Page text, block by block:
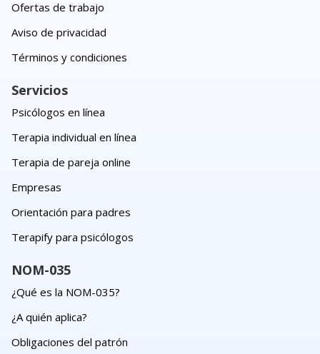
Ofertas de trabajo
Aviso de privacidad
Términos y condiciones
Servicios
Psicólogos en línea
Terapia individual en línea
Terapia de pareja online
Empresas
Orientación para padres
Terapify para psicólogos
NOM-035
¿Qué es la NOM-035?
¿A quién aplica?
Obligaciones del patrón